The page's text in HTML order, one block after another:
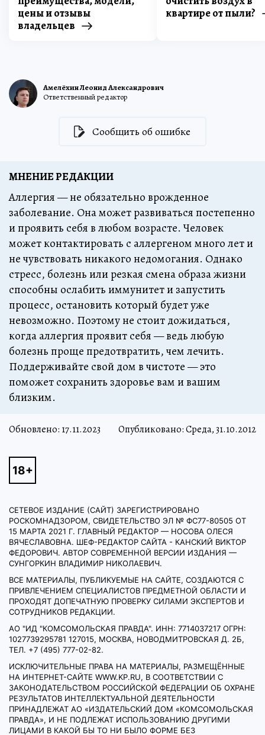
цены и отзывы
владельцев
квартире от пыли?
Амелёхин Леонид Александрович
Ответственный редактор
Сообщить об ошибке
МНЕНИЕ РЕДАКЦИИ
Аллергия — не обязательно врожденное
заболевание. Она может развиваться постепенно
и проявить себя в любом возрасте. Человек
может контактировать с аллергеном много лет и
не чувствовать никакого недомогания. Однако
стресс, болезнь или резкая смена образа жизни
способны ослабить иммунитет и запустить
процесс, остановить который будет уже
невозможно. Поэтому не стоит дожидаться,
когда аллергия проявит себя — ведь любую
болезнь проще предотвратить, чем лечить.
Поддерживайте свой дом в чистоте — это
поможет сохранить здоровье вам и вашим
близким.
Обновлено: 17.11.2023 Опубликовано: Среда, 31.10.2012
СЕТЕВОЕ ИЗДАНИЕ (САЙТ) ЗАРЕГИСТРИРОВАНО
РОСКОМНАДЗОРОМ, СВИДЕТЕЛЬСТВО ЭЛ № ФС77-80505 ОТ
15 МАРТА 2021 Г. ГЛАВНЫЙ РЕДАКТОР — НОСОВА ОЛЕСЯ
ВЯЧЕСЛАВОВНА. ШЕФ-РЕДАКТОР САЙТА - КАНСКИЙ ВИКТОР
ФЕДОРОВИЧ. АВТОР СОВРЕМЕННОЙ ВЕРСИИ ИЗДАНИЯ —
СУНГОРКИН ВЛАДИМИР НИКОЛАЕВИЧ.
ВСЕ МАТЕРИАЛЫ, ПУБЛИКУЕМЫЕ НА САЙТЕ, СОЗДАЮТСЯ С
ПРИВЛЕЧЕНИЕМ СПЕЦИАЛИСТОВ ПРЕДМЕТНОЙ ОБЛАСТИ И
ПРОХОДЯТ ДОПЕЧАТНУЮ ПРОВЕРКУ СИЛАМИ ЭКСПЕРТОВ И
СОТРУДНИКОВ РЕДАКЦИИ.
АО "ИД "КОМСОМОЛЬСКАЯ ПРАВДА". ИНН: 7714037217 ОГРН:
1027739295781 127015, МОСКВА, НОВОДМИТРОВСКАЯ Д. 2Б,
ТЕЛ. +7 (495) 777-02-82.
ИСКЛЮЧИТЕЛЬНЫЕ ПРАВА НА МАТЕРИАЛЫ, РАЗМЕЩЁННЫЕ
НА ИНТЕРНЕТ-САЙТЕ WWW.KP.RU, В СООТВЕТСТВИИ С
ЗАКОНОДАТЕЛЬСТВОМ РОССИЙСКОЙ ФЕДЕРАЦИИ ОБ ОХРАНЕ
РЕЗУЛЬТАТОВ ИНТЕЛЛЕКТУАЛЬНОЙ ДЕЯТЕЛЬНОСТИ
ПРИНАДЛЕЖАТ АО «ИЗДАТЕЛЬСКИЙ ДОМ «КОМСОМОЛЬСКАЯ
ПРАВДА», И НЕ ПОДЛЕЖАТ ИСПОЛЬЗОВАНИЮ ДРУГИМИ
ЛИЦАМИ В КАКОЙ БЫ ТО НИ БЫЛО ФОРМЕ БЕЗ